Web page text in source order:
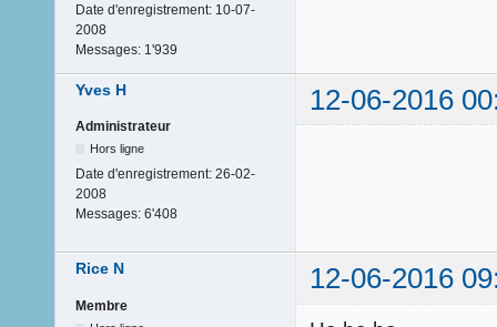
Date d'enregistrement: 10-07-
2008
Messages: 1'939
Yves H 12-06-2016
Administrateur
Hors ligne
Date d'enregistrement: 26-02-
2008
Messages: 6'408
Rice N 12-06-2016
Membre